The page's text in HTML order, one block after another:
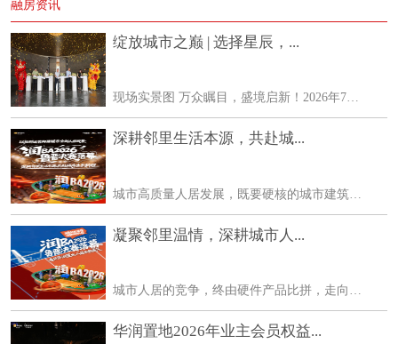
融房资讯
绽放城市之巅 | 选择星辰，...
现场实景图 万众瞩目，盛境启新！2026年7月24日，建邦星辰超5000㎡「山・水・泉・城」隐心生活区实景首映盛典圆满落幕。各行业领袖、主流媒体、地产大V、高净值客户与行业精英齐聚
深耕邻里生活本源，共赴城...
凝聚邻里温情，深耕城市人...
城市人居的竞争，终由硬件产品比拼，走向生活生态的较量。华润置地鲁晋区域不止深耕城市建设、迭代居住产品，更以多元业态协同、长期社群运营，持续为城市注入鲜活的生活生命
华润置地2026年业主会员权益...